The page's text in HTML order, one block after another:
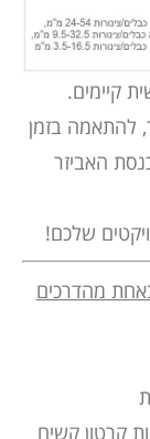
קיימים
להתאמה בזמן
האביזר
שלכם!
מהדרכים
קרטון קשיח